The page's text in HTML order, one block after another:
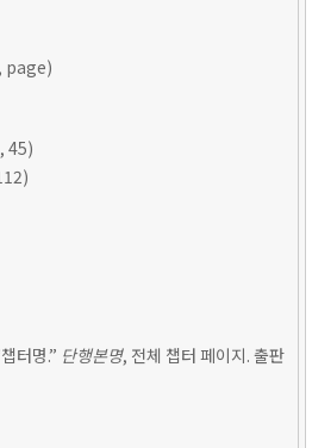
page)
45)
터명.” 단행본명, 전체 챕터 페이지. 출판